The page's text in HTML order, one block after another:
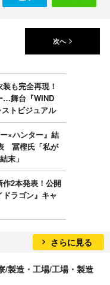
次へ
装も完全再現！
…舞台『WIND
トビジュアル
×ハンター』結
冨樫氏「私が
末」
作2本発表！公開
ラゴン』キャ
さらに見る
/製造・工場/工場・製造